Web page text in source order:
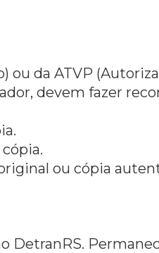
ou da ATVP
devem fazer
ou cópia
DetranRS.